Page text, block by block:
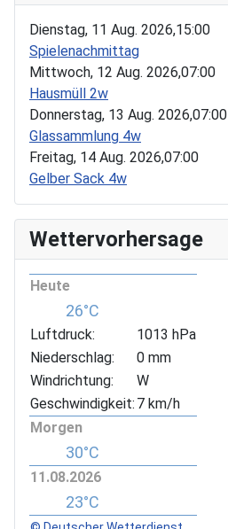
Dienstag, 11 Aug. 2026,15:00
Spielenachmittag
Mittwoch, 12 Aug. 2026,07:00
Hausmüll 2w
Donnerstag, 13 Aug. 2026,07:00
Glassammlung 4w
Freitag, 14 Aug. 2026,07:00
Gelber Sack 4w
Wettervorhersage
Heute
26°C
Luftdruck:
1013 hPa
Niederschlag:
0 mm
Windrichtung:
W
Geschwindigkeit: 7 km/h
Morgen
30°C
11.08.2026
23°C